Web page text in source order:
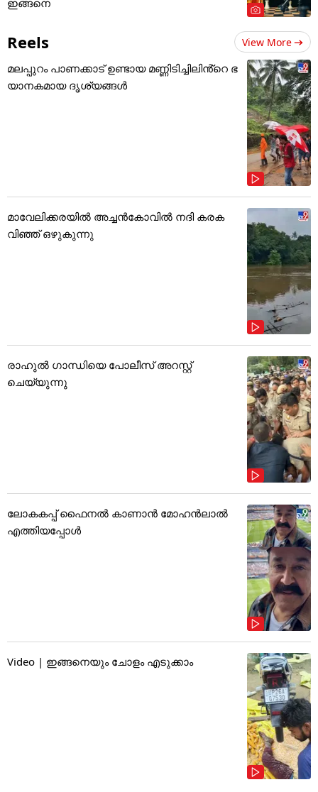
ഇങ്ങനെ
Reels View More
മലപ്പുറം പാണക്കാട് ഉണ്ടായ മണ്ണിടിച്ചിലിൻ്റെ ഭ
യാനകമായ ദൃശ്യങ്ങൾ
മാവേലിക്കരയിൽ അച്ചൻകോവിൽ നദി കരക
വിഞ്ഞ് ഒഴുകുന്നു
രാഹുൽ ഗാന്ധിയെ പോലീസ് അറസ്റ്റ്
ചെയ്യുന്നു
ലോകകപ്പ് ഫൈനൽ കാണാൻ മോഹൻലാൽ
എത്തിയപ്പോൾ
Video | ഇങ്ങനെയും ചോളം എടുക്കാം